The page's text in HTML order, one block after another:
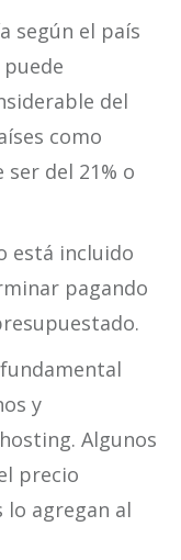
según el país
del
como
ser del 21% o
está incluido
pagando
y
Algunos
precio
agregan al